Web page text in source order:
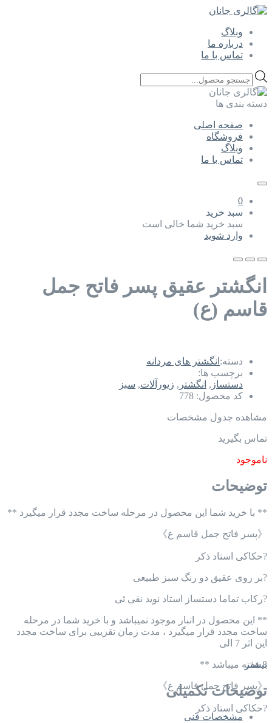
وبلاگ
درباره ما
تماس با ما
Products
search
دسته بندی ها
صفحه اصلی
فروشگاه
وبلاگ
تماس با ما
0
سبد خرید
سبد خرید شما خالی است
وارد شوید
انگشتر عقیق پسر فاتح جمل
قاسم (ع)
دسته: انگشتر های مردانه
برچسب ها:
دستساز , انگشتر , زیورآلات, سبز
کد محصول: 778
مشاهده جدول مشخصات
تماس بگیرید
ناموجود
توضیحات
** با خرید شما این محصول در مرحله ساخت مجدد قرار میگیرد **
《پسر فاتح جمل قاسم ع》
?️حکاکی استاد ذکر
?️بر روی عقیق دو رنگ سبز طبیعی
?️رکاب تماما دستساز استاد نوید نقی ئی
** این محصول در انبار موجود نمیباشد و با خرید شما در مرحله
ساخت مجدد قرار میگیرد ، مدت زمان تقریبی برای ساخت مجدد
این اثر 7 الی
8 هفته میباشد **
《پسر فاتح جمل قاسم ع》
?️حکاکی استاد ذکر
بیشتر
توضیحات تکمیلی
مشخصات فنی